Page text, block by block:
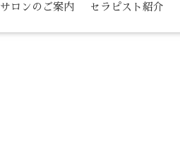
サロンのご案内 セラピスト紹介